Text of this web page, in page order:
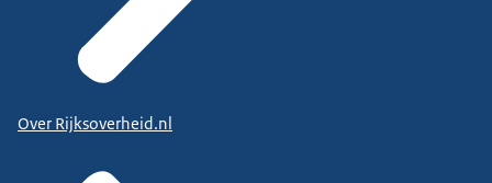
Over Rijksoverheid.nl